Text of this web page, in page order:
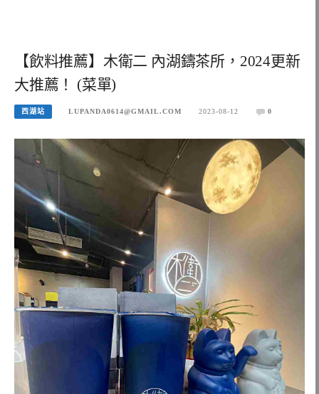
【飲料推薦】木衛二 內湖鑄茶所，2024更新
大推薦！ (菜單)
西湖站 LUPANDA0614@GMAIL.COM 2023-08-12 0